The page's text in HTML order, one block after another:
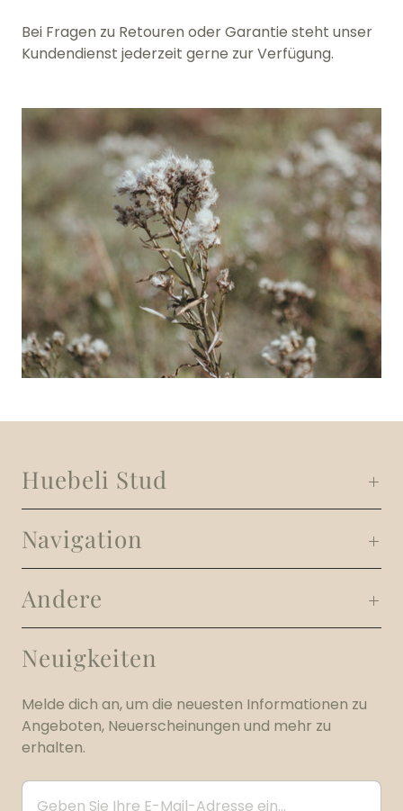
Bei Fragen zu Retouren oder Garantie steht unser
Kundendienst jederzeit gerne zur Verfügung.
Huebeli Stud
Navigation
Andere
Neuigkeiten
Melde dich an, um die neuesten Informationen zu
Angeboten, Neuerscheinungen und mehr zu
erhalten.